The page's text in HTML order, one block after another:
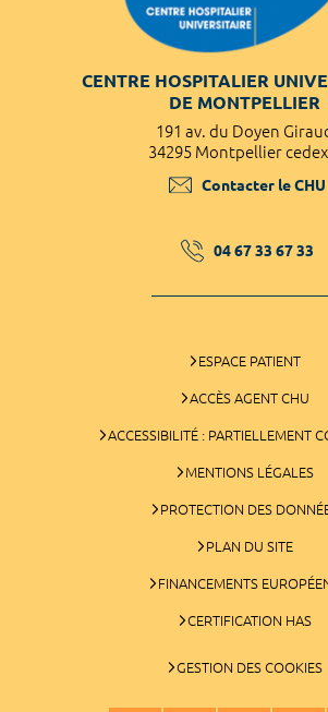
CENTRE HOSPITALIER
DE MONTPELLIER
191 av. du Doyen
34295 Montpellier
Contacter le CHU
04 67 33 67 33
ESPACE PATIENT
ACCÈS AGENT CHU
ACCESSIBILITÉ : PARTIELLEMENT
MENTIONS LÉGALES
PROTECTION DES
PLAN DU SITE
FINANCEMENTS
CERTIFICATION HAS
GESTION DES COOKIES